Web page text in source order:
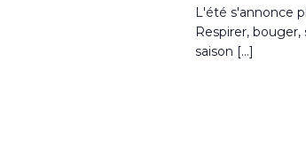
L'été s'annonce
Respirer,
saison […]